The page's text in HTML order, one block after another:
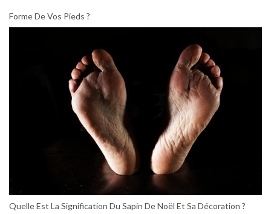
Forme De Vos Pieds ?
Quelle Est La Signification Du Sapin De Noël Et Sa Décoration ?